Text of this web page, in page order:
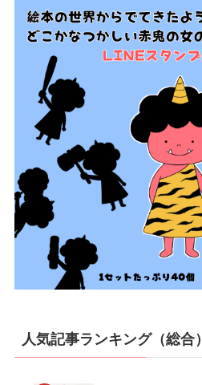
人気記事ランキング（総合）